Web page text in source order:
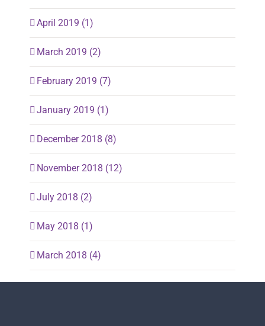
April 2019 (1)
March 2019 (2)
February 2019 (7)
January 2019 (1)
December 2018 (8)
November 2018 (12)
July 2018 (2)
May 2018 (1)
March 2018 (4)